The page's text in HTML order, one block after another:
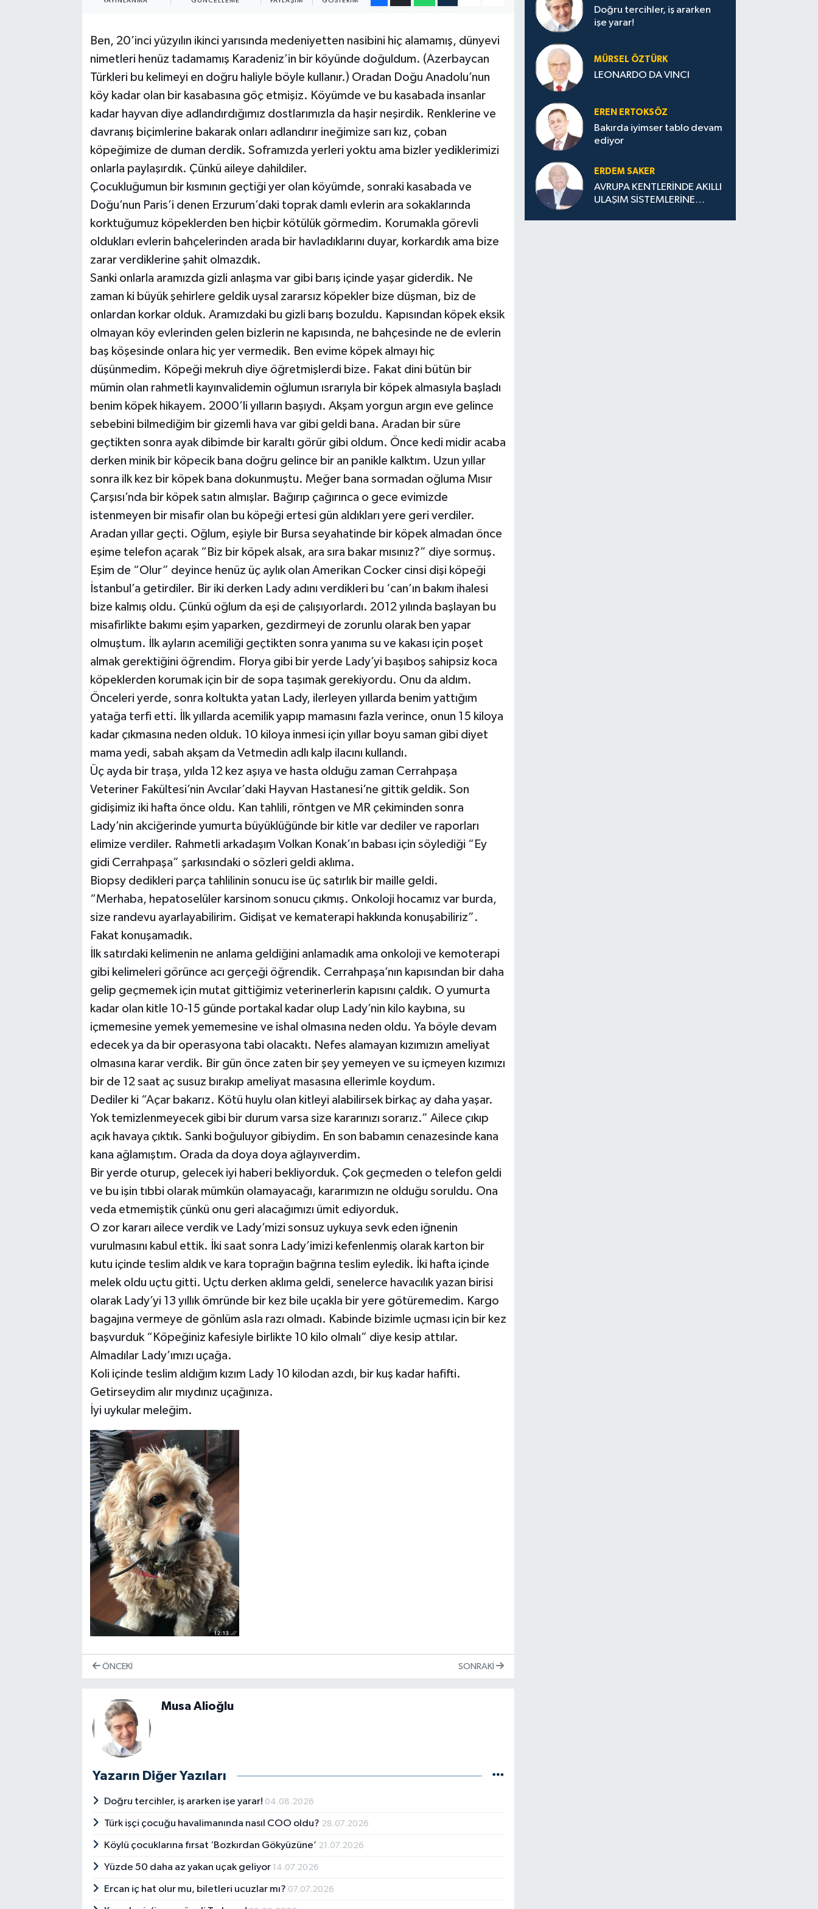
Ben, 20’inci yüzyılın ikinci yarısında medeniyetten nasibini hiç alamamış, dünyevi
nimetleri henüz tadamamış Karadeniz’in bir köyünde doğuldum. (Azerbaycan
Türkleri bu kelimeyi en doğru haliyle böyle kullanır.) Oradan Doğu Anadolu’nun
köy kadar olan bir kasabasına göç etmişiz. Köyümde ve bu kasabada insanlar
kadar hayvan diye adlandırdığımız dostlarımızla da haşir neşirdik. Renklerine ve
davranış biçimlerine bakarak onları adlandırır ineğimize sarı kız, çoban
köpeğimize de duman derdik. Soframızda yerleri yoktu ama bizler yediklerimizi
onlarla paylaşırdık. Çünkü aileye dahildiler.
Çocukluğumun bir kısmının geçtiği yer olan köyümde, sonraki kasabada ve
Doğu’nun Paris’i denen Erzurum’daki toprak damlı evlerin ara sokaklarında
korktuğumuz köpeklerden ben hiçbir kötülük görmedim. Korumakla görevli
oldukları evlerin bahçelerinden arada bir havladıklarını duyar, korkardık ama bize
zarar verdiklerine şahit olmazdık.
Sanki onlarla aramızda gizli anlaşma var gibi barış içinde yaşar giderdik. Ne
zaman ki büyük şehirlere geldik uysal zararsız köpekler bize düşman, biz de
onlardan korkar olduk. Aramızdaki bu gizli barış bozuldu. Kapısından köpek eksik
olmayan köy evlerinden gelen bizlerin ne kapısında, ne bahçesinde ne de evlerin
baş köşesinde onlara hiç yer vermedik. Ben evime köpek almayı hiç
düşünmedim. Köpeği mekruh diye öğretmişlerdi bize. Fakat dini bütün bir
mümin olan rahmetli kayınvalidemin oğlumun ısrarıyla bir köpek almasıyla başladı
benim köpek hikayem. 2000’li yılların başıydı. Akşam yorgun argın eve gelince
sebebini bilmediğim bir gizemli hava var gibi geldi bana. Aradan bir süre
geçtikten sonra ayak dibimde bir karaltı görür gibi oldum. Önce kedi midir acaba
derken minik bir köpecik bana doğru gelince bir an panikle kalktım. Uzun yıllar
sonra ilk kez bir köpek bana dokunmuştu. Meğer bana sormadan oğluma Mısır
Çarşısı’nda bir köpek satın almışlar. Bağırıp çağırınca o gece evimizde
istenmeyen bir misafir olan bu köpeği ertesi gün aldıkları yere geri verdiler.
Aradan yıllar geçti. Oğlum, eşiyle bir Bursa seyahatinde bir köpek almadan önce
eşime telefon açarak “Biz bir köpek alsak, ara sıra bakar mısınız?” diye sormuş.
Eşim de “Olur” deyince henüz üç aylık olan Amerikan Cocker cinsi dişi köpeği
İstanbul’a getirdiler. Bir iki derken Lady adını verdikleri bu ‘can’ın bakım ihalesi
bize kalmış oldu. Çünkü oğlum da eşi de çalışıyorlardı. 2012 yılında başlayan bu
misafirlikte bakımı eşim yaparken, gezdirmeyi de zorunlu olarak ben yapar
olmuştum. İlk ayların acemiliği geçtikten sonra yanıma su ve kakası için poşet
almak gerektiğini öğrendim. Florya gibi bir yerde Lady’yi başıboş sahipsiz koca
köpeklerden korumak için bir de sopa taşımak gerekiyordu. Onu da aldım.
Önceleri yerde, sonra koltukta yatan Lady, ilerleyen yıllarda benim yattığım
yatağa terfi etti. İlk yıllarda acemilik yapıp mamasını fazla verince, onun 15 kiloya
kadar çıkmasına neden olduk. 10 kiloya inmesi için yıllar boyu saman gibi diyet
mama yedi, sabah akşam da Vetmedin adlı kalp ilacını kullandı.
Üç ayda bir traşa, yılda 12 kez aşıya ve hasta olduğu zaman Cerrahpaşa
Veteriner Fakültesi’nin Avcılar’daki Hayvan Hastanesi’ne gittik geldik. Son
gidişimiz iki hafta önce oldu. Kan tahlili, röntgen ve MR çekiminden sonra
Lady’nin akciğerinde yumurta büyüklüğünde bir kitle var dediler ve raporları
elimize verdiler. Rahmetli arkadaşım Volkan Konak’ın babası için söylediği “Ey
gidi Cerrahpaşa” şarkısındaki o sözleri geldi aklıma.
Biopsy dedikleri parça tahlilinin sonucu ise üç satırlık bir maille geldi.
“Merhaba, hepatoselüler karsinom sonucu çıkmış. Onkoloji hocamız var burda,
size randevu ayarlayabilirim. Gidişat ve kematerapi hakkında konuşabiliriz”.
Fakat konuşamadık.
İlk satırdaki kelimenin ne anlama geldiğini anlamadık ama onkoloji ve kemoterapi
gibi kelimeleri görünce acı gerçeği öğrendik. Cerrahpaşa’nın kapısından bir daha
gelip geçmemek için mutat gittiğimiz veterinerlerin kapısını çaldık. O yumurta
kadar olan kitle 10-15 günde portakal kadar olup Lady’nin kilo kaybına, su
içmemesine yemek yememesine ve ishal olmasına neden oldu. Ya böyle devam
edecek ya da bir operasyona tabi olacaktı. Nefes alamayan kızımızın ameliyat
olmasına karar verdik. Bir gün önce zaten bir şey yemeyen ve su içmeyen kızımızı
bir de 12 saat aç susuz bırakıp ameliyat masasına ellerimle koydum.
Dediler ki “Açar bakarız. Kötü huylu olan kitleyi alabilirsek birkaç ay daha yaşar.
Yok temizlenmeyecek gibi bir durum varsa size kararınızı sorarız.” Ailece çıkıp
açık havaya çıktık. Sanki boğuluyor gibiydim. En son babamın cenazesinde kana
kana ağlamıştım. Orada da doya doya ağlayıverdim.
Bir yerde oturup, gelecek iyi haberi bekliyorduk. Çok geçmeden o telefon geldi
ve bu işin tıbbi olarak mümkün olamayacağı, kararımızın ne olduğu soruldu. Ona
veda etmemiştik çünkü onu geri alacağımızı ümit ediyorduk.
O zor kararı ailece verdik ve Lady’mizi sonsuz uykuya sevk eden iğnenin
vurulmasını kabul ettik. İki saat sonra Lady’imizi kefenlenmiş olarak karton bir
kutu içinde teslim aldık ve kara toprağın bağrına teslim eyledik. İki hafta içinde
melek oldu uçtu gitti. Uçtu derken aklıma geldi, senelerce havacılık yazan birisi
olarak Lady’yi 13 yıllık ömründe bir kez bile uçakla bir yere götüremedim. Kargo
bagajına vermeye de gönlüm asla razı olmadı. Kabinde bizimle uçması için bir kez
başvurduk “Köpeğiniz kafesiyle birlikte 10 kilo olmalı” diye kesip attılar.
Almadılar Lady’ımızı uçağa.
Koli içinde teslim aldığım kızım Lady 10 kilodan azdı, bir kuş kadar hafifti.
Getirseydim alır mıydınız uçağınıza.
İyi uykular meleğim.
ÖNCEKI SONRAKI
Musa Alioğlu
Yazarın Diğer Yazıları
Doğru tercihler, iş ararken işe yarar! 04.08.2026
Türk işçi çocuğu havalimanında nasıl COO oldu? 28.07.2026
Köylü çocuklarına fırsat ‘Bozkırdan Gökyüzüne’ 21.07.2026
Yüzde 50 daha az yakan uçak geliyor 14.07.2026
Ercan iç hat olur mu, biletleri ucuzlar mı? 07.07.2026
Doğru tercihler, iş ararken
işe yarar!
MÜRSEL ÖZTÜRK
LEONARDO DA VINCI
EREN ERTOKSÖZ
Bakırda iyimser tablo devam
ediyor
ERDEM SAKER
AVRUPA KENTLERİNDE AKILLI
ULAŞIM SİSTEMLERİNE